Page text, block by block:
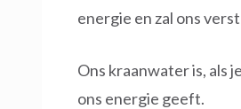
energie en zal ons
Ons kraanwater is, als
ons energie geeft.